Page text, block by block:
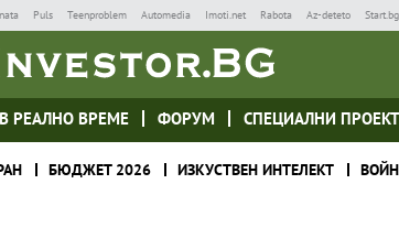
Puls Teenproblem Automedia Imoti.net Rabota Az-deteto Start.bg
РЕАЛНО ВРЕМЕ ФОРУМ СПЕЦИАЛНИ
БЮДЖЕТ 2026 ИЗКУСТВЕН ИНТЕЛЕКТ